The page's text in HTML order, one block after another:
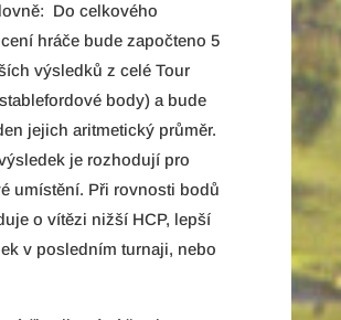
Do celkového
hráče bude započteno 5
výsledků z celé Tour
body) a bude
jejich aritmetický průměr.
je rozhodují pro
umístění. Při rovnosti bodů
o vítězi nižší HCP, lepší
v posledním turnaji, nebo